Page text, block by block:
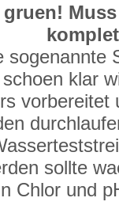
sogenannte
klar
sollte
Chlor und